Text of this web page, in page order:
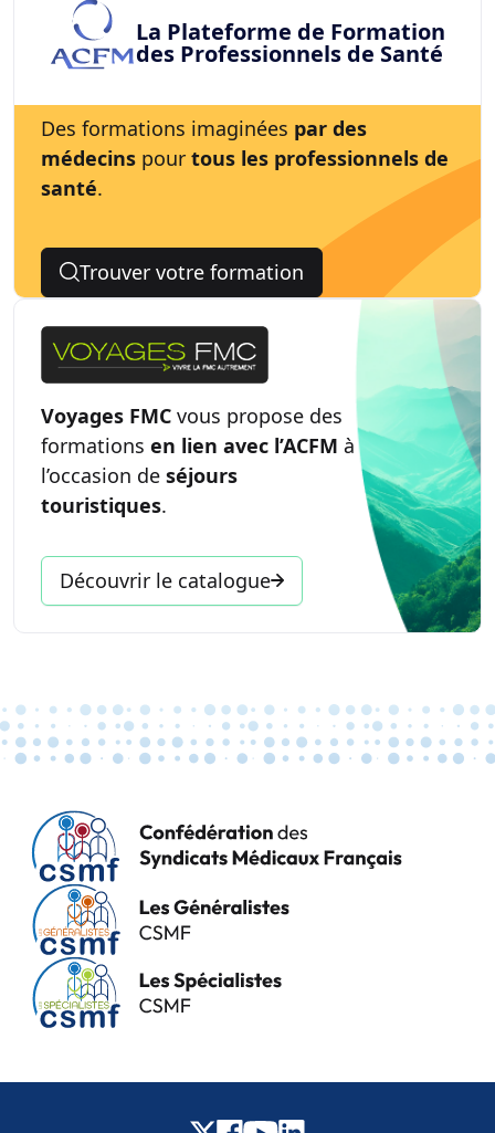
La Plateforme de Formation
des Professionnels de Santé
Des formations imaginées par des
médecins pour tous les professionnels de
santé.
Trouver votre formation
Voyages FMC vous propose des
formations en lien avec l’ACFM à
l’occasion de séjours
touristiques.
Découvrir le catalogue